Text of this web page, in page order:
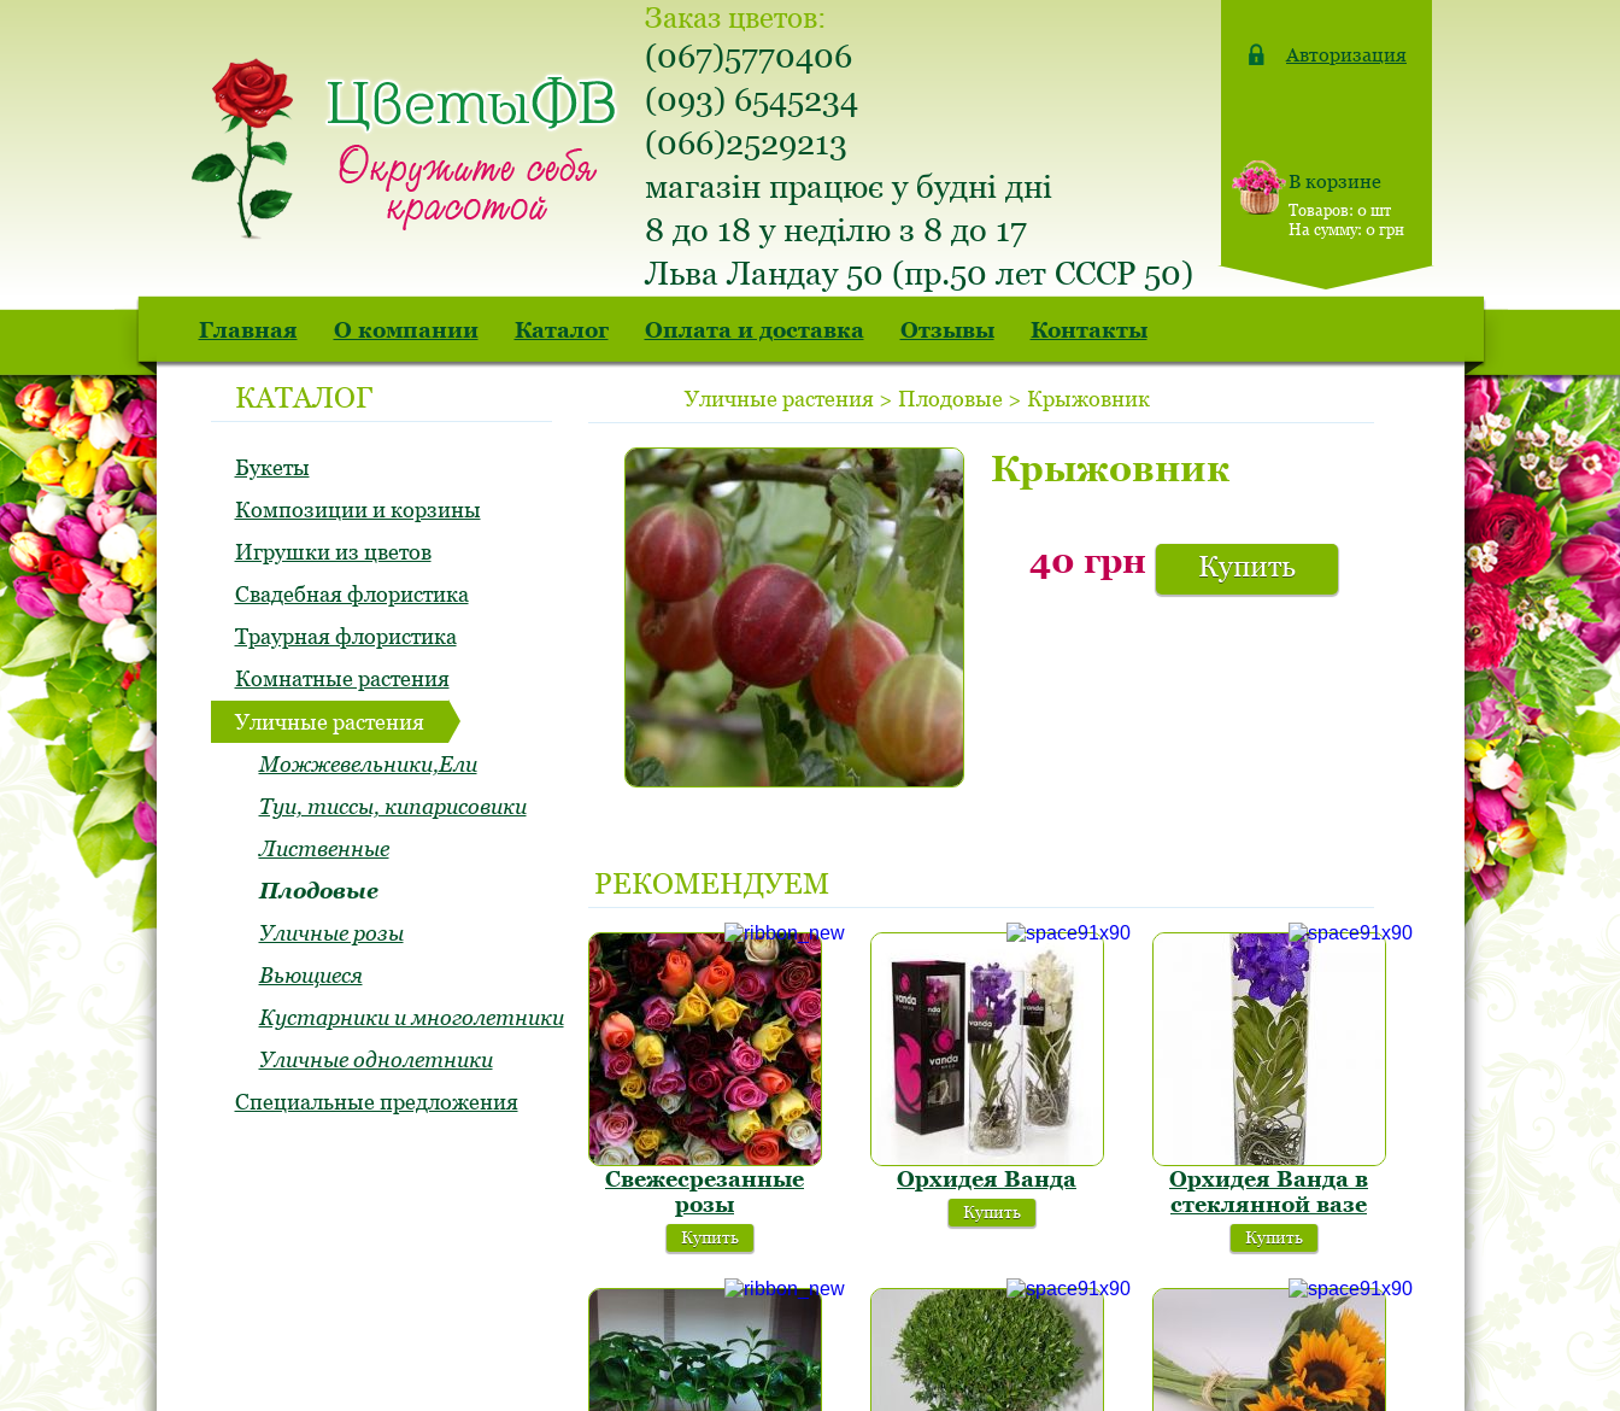
Заказ цветов:
(067)5770406
(093) 6545234
(066)2529213
магазін працює у будні дні
8 до 18 у неділю з 8 до 17
Льва Ландау 50 (пр.50 лет СССР 50)
Авторизация
В корзине
Товаров: 0шт
На сумму: 0грн
Главная О компании Каталог Оплата и доставка Отзывы Контакты
КАТАЛОГ
Букеты
Композиции и корзины
Игрушки из цветов
Свадебная флористика
Траурная флористика
Комнатные растения
Уличные растения
Можжевельники,Ели
Туи, тиссы, кипарисовики
Лиственные
Плодовые
Уличные розы
Вьющиеся
Кустарники и многолетники
Уличные однолетники
Специальные предложения
Уличные растения > Плодовые > Крыжовник
Крыжовник
40 грн Купить
РЕКОМЕНДУЕМ
Свежесрезанные
розы
Купить
Орхидея Ванда
Купить
Орхидея Ванда в
стеклянной вазе
Купить